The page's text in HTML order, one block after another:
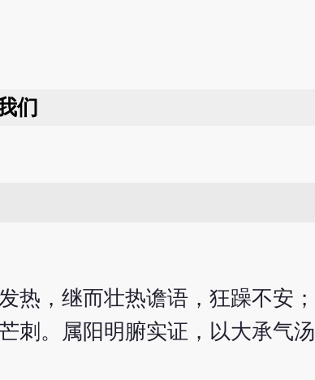
们
热，继而壮热谵语，狂躁不安；
刺。属阳明腑实证，以大承气汤